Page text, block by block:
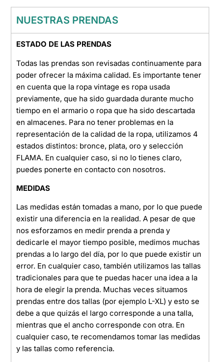
NUESTRAS PRENDAS
ESTADO DE LAS PRENDAS
Todas las prendas son revisadas continuamente para
poder ofrecer la máxima calidad. Es importante tener
en cuenta que la ropa vintage es ropa usada
previamente, que ha sido guardada durante mucho
tiempo en el armario o ropa que ha sido descartada
en almacenes. Para no tener problemas en la
representación de la calidad de la ropa, utilizamos 4
estados distintos: bronce, plata, oro y selección
FLAMA. En cualquier caso, si no lo tienes claro,
puedes ponerte en contacto con nosotros.
MEDIDAS
Las medidas están tomadas a mano, por lo que puede
existir una diferencia en la realidad. A pesar de que
nos esforzamos en medir prenda a prenda y
dedicarle el mayor tiempo posible, medimos muchas
prendas a lo largo del día, por lo que puede existir un
error. En cualquier caso, también utilizamos las tallas
tradicionales para que te puedas hacer una idea a la
hora de elegir la prenda. Muchas veces situamos
prendas entre dos tallas (por ejemplo L-XL) y esto se
debe a que quizás el largo corresponde a una talla,
mientras que el ancho corresponde con otra. En
cualquier caso, te recomendamos tomar las medidas
y las tallas como referencia.